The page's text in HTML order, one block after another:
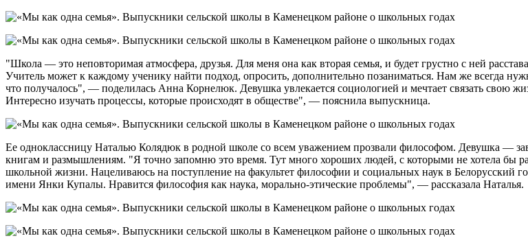
"Школа — это неповторимая атмосфера, друзья. Для меня она как вторая семья, и будет грустно с ней
Учитель может к каждому ученику найти подход, опросить, дополнительно позаниматься. Нам же всегда
что получалось", — поделилась Анна Корнелюк. Девушка увлекается социологией и мечтает связать свою
Интересно изучать процессы, которые происходят в обществе", — пояснила выпускница.
Ее одноклассницу Наталью Колядюк в родной школе со всем уважением прозвали философом. Девушка —
книгам и размышлениям. "Я точно запомню это время. Тут много хороших людей, с которыми не хотела бы
школьной жизни. Нацеливаюсь на поступление на факультет философии и социальных наук в Белорусский
имени Янки Купалы. Нравится философия как наука, морально-этические проблемы", — рассказала Наталья.